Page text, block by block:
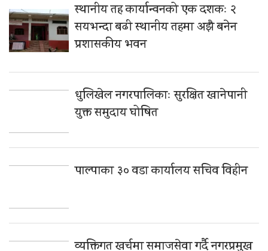
स्थानीय तह कार्यान्वनको एक दशकः २
सयभन्दा बढी स्थानीय तहमा अझै बनेन
प्रशासकीय भवन
धुलिखेल नगरपालिकाः सुरक्षित खानेपानी
युक्त समुदाय घोषित
पाल्पाका ३० वडा कार्यालय सचिव विहीन
व्यक्तिगत खर्चमा समाजसेवा गर्दै नगरप्रमुख